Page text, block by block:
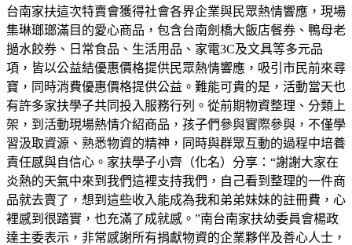
台南家扶這次特賣會獲得社會各界企業與民眾熱情響應，現場
集琳瑯瑯滿目的愛心商品，包含台南劍橋大飯店餐券、鴨母老
撾水餃券、日常食品、生活用品、家電3C及文具等多元品
項，皆以公益結優惠價格提供民眾熱情響應，吸引市民前來尋
寶，同時消費優惠價格提供公益。難能可貴的是，活動當天也
有許多家扶學子共同投入服務行列。從前期物資整理、分類上
架，到活動現場熱情介紹商品，孩子們參與實際參與，不僅學
習汲取資源、熟悉物資的精神，同時與群眾互動的過程中培養
責任感與自信心。家扶學子小齊（化名）分享：“謝謝大家在
炎熱的天氣中來到我們這裡支持我們，自己看到整理的一件商
品就去賣了，想到這些收入能成為我和弟弟妹妹的註冊費，心
裡感到很踏實，也充滿了成就感。”南台南家扶幼委員會楊政
達主委表示，非常感謝所有捐獻物資的企業夥伴及善心人士，